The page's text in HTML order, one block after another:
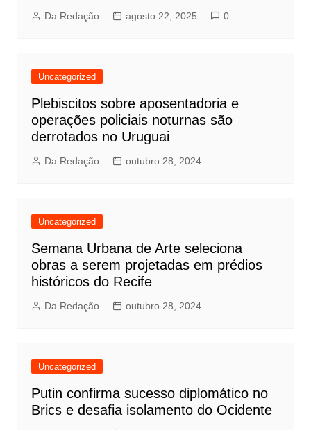
Da Redação agosto 22, 2025 0
Uncategorized
Plebiscitos sobre aposentadoria e
operações policiais noturnas são
derrotados no Uruguai
Da Redação outubro 28, 2024
Uncategorized
Semana Urbana de Arte seleciona
obras a serem projetadas em prédios
históricos do Recife
Da Redação outubro 28, 2024
Uncategorized
Putin confirma sucesso diplomático no
Brics e desafia isolamento do Ocidente